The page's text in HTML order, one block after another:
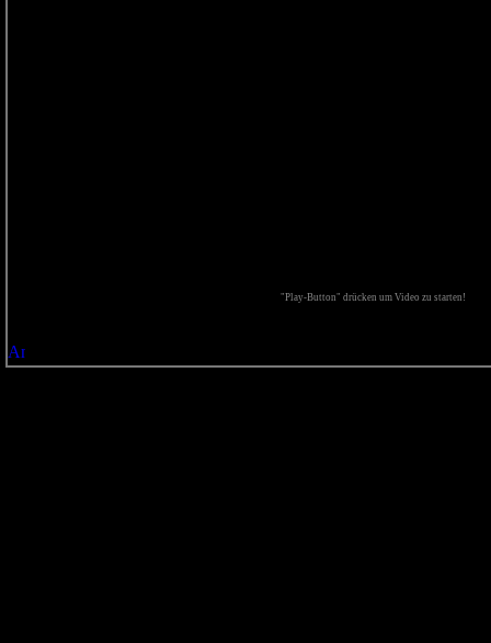
"Play-Button" drücken um Video zu starten!